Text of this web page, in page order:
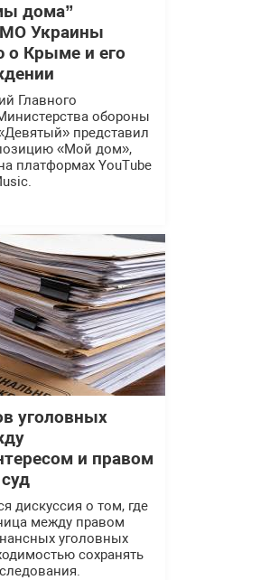
дома”
МО Украины
о Крыме и его
Главного
обороны
представил
«Мой дом»,
платформах YouTube
уголовных
и правом
дискуссия о том, где
между правом
уголовных
сохранять